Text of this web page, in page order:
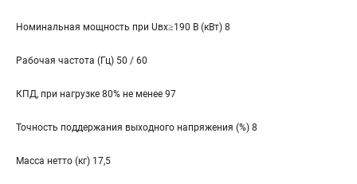
Номинальная мощность при Uвх≥190 В (кВт) 8
Рабочая частота (Гц) 50 / 60
КПД, при нагрузке 80% не менее 97
Точность поддержания выходного напряжения (%) 8
Масса нетто (кг) 17,5